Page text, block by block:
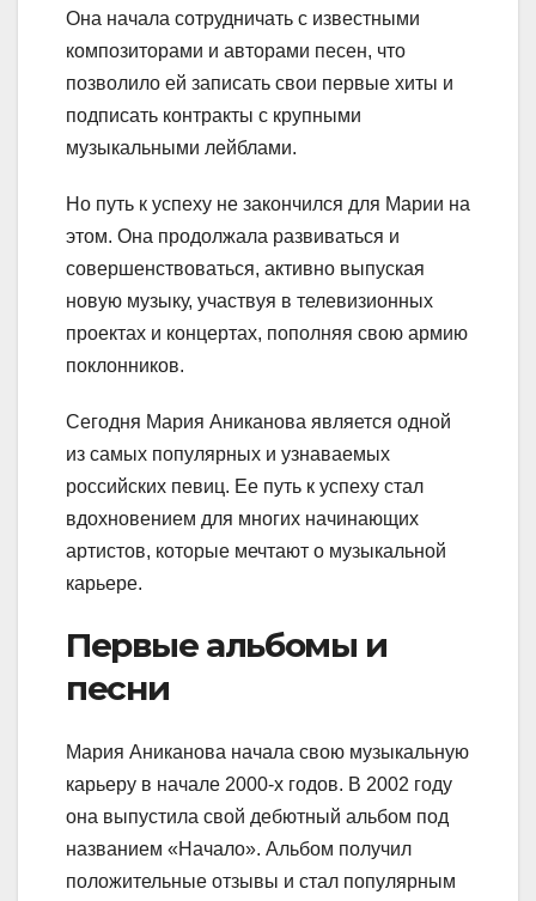
Она начала сотрудничать с известными
композиторами и авторами песен, что
позволило ей записать свои первые хиты и
подписать контракты с крупными
музыкальными лейблами.
Но путь к успеху не закончился для Марии на
этом. Она продолжала развиваться и
совершенствоваться, активно выпуская
новую музыку, участвуя в телевизионных
проектах и концертах, пополняя свою армию
поклонников.
Сегодня Мария Аниканова является одной
из самых популярных и узнаваемых
российских певиц. Ее путь к успеху стал
вдохновением для многих начинающих
артистов, которые мечтают о музыкальной
карьере.
Первые альбомы и
песни
Мария Аниканова начала свою музыкальную
карьеру в начале 2000-х годов. В 2002 году
она выпустила свой дебютный альбом под
названием «Начало». Альбом получил
положительные отзывы и стал популярным